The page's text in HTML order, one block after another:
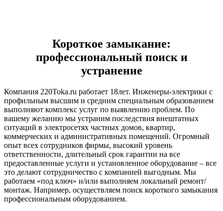
Короткое замыкание:
профессиональный поиск и
устранение
Компания 220Toka.ru работает 18лет. Инженеры-электрики с
профильным высшим и средним специальным образованием
выполняют комплекс услуг по выявлению проблем. По
вашему желанию мы устраним последствия внештатных
ситуаций в электросетях частных домов, квартир,
коммерческих и административных помещений. Огромный
опыт всех сотрудников фирмы, высокий уровень
ответственности, длительный срок гарантии на все
предоставленные услуги и установленное оборудование – все
это делают сотрудничество с компанией выгодным. Мы
работаем «под ключ» и/или выполняем локальный ремонт/
монтаж. Например, осуществляем поиск короткого замыкания
профессиональным оборудованием.